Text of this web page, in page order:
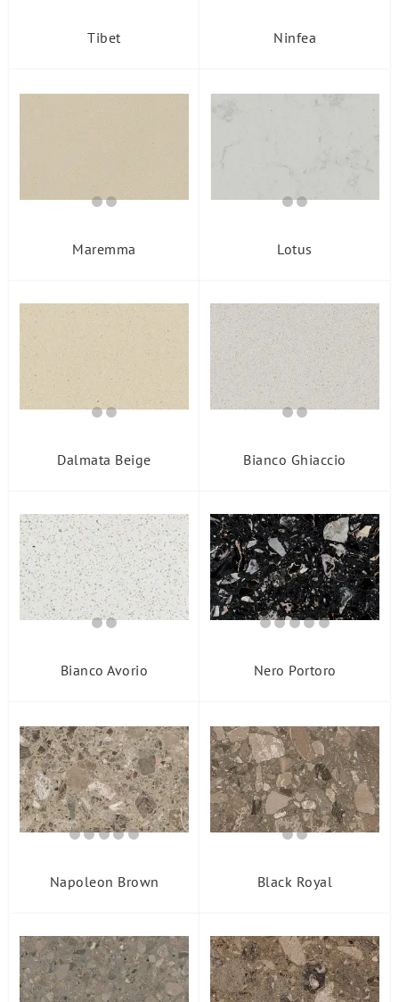
Tibet Ninfea
Maremma Lotus
Dalmata Beige Bianco Ghiaccio
Bianco Avorio Nero Portoro
Napoleon Brown Black Royal